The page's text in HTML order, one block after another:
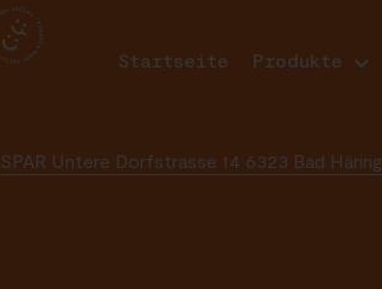
Startseite Produkte
SPAR Untere Dorfstrasse 14 6323 Bad Häring